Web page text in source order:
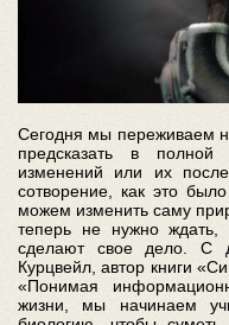
Сегодня мы переживаем
предсказать в
изменений или их
сотворение, как это
можем изменить саму
теперь не нужно ждать,
сделают свое дело. С
Курцвейл, автор книги
«Понимая
жизни, мы начинаем